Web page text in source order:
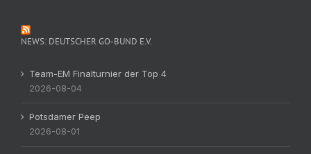
NEWS: DEUTSCHER GO-BUND E.V.
Team-EM Finalturnier der Top 4
2026-08-04
Potsdamer Peep
2026-08-01